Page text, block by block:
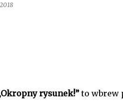
rysunek!”to wbrew